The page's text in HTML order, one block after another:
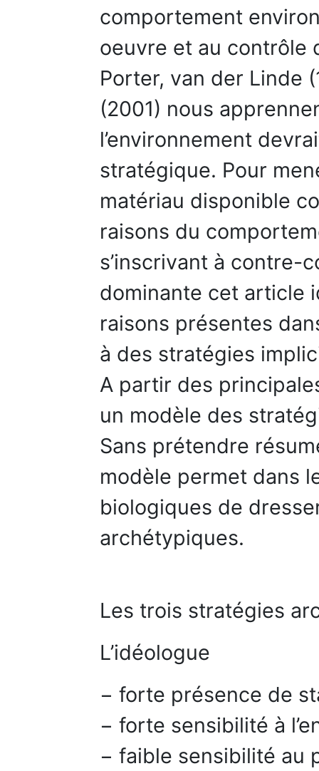
comportement
oeuvre et au contrôle
Porter, van der Linde
(2001) nous
l’environnement
stratégique. Pour
matériau disponible
raisons du
s’inscrivant à contre-
dominante cet article
raisons présentes
à des stratégies
A partir des
un modèle des
Sans prétendre
modèle permet dans
biologiques de
archétypiques.
Les trois stratégies
L’idéologue
− forte présence de
− forte sensibilité à
− faible sensibilité au